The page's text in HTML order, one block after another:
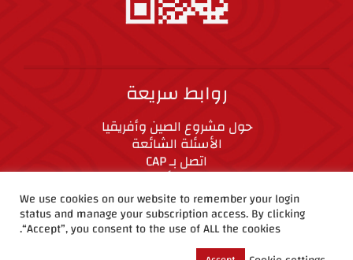
روابط سريعة
حول مشروع الصين وأفريقيا
الأسئلة الشائعة
اتصل بـ CAP
المعايير الأخلاقية
We use cookies on our website to remember your login
status and manage your subscription access. By clicking
“Accept”, you consent to the use of ALL the cookies.